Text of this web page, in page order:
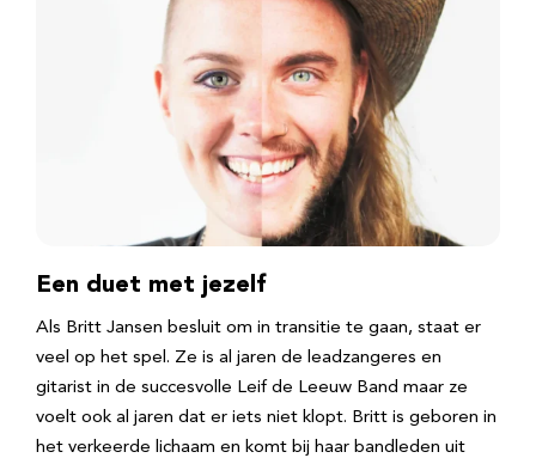
Een duet met jezelf
Als Britt Jansen besluit om in transitie te gaan, staat er
veel op het spel. Ze is al jaren de leadzangeres en
gitarist in de succesvolle Leif de Leeuw Band maar ze
voelt ook al jaren dat er iets niet klopt. Britt is geboren in
het verkeerde lichaam en komt bij haar bandleden uit